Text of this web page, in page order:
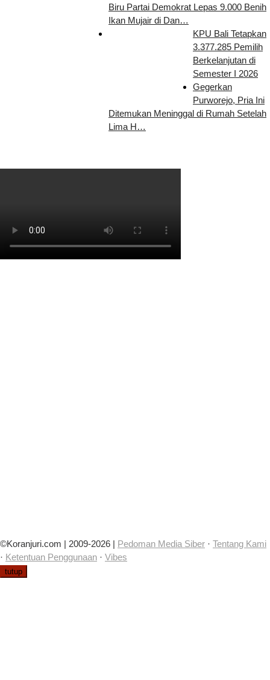
Biru Partai Demokrat Lepas 9.000 Benih
Ikan Mujair di Dan…
KPU Bali Tetapkan
3.377.285 Pemilih
Berkelanjutan di
Semester I 2026
Gegerkan
Purworejo, Pria Ini
Ditemukan Meninggal di Rumah Setelah
Lima H…
©Koranjuri.com | 2009-2026 | Pedoman Media Siber · Tentang Kami
· Ketentuan Penggunaan · Vibes
tutup